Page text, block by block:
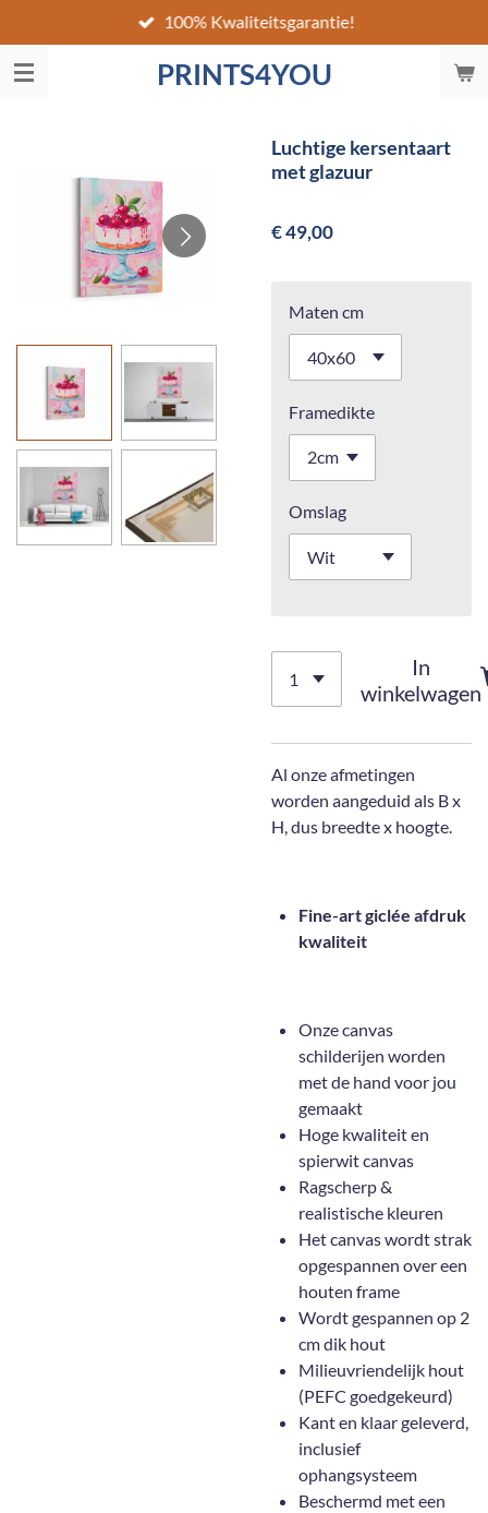
direct
naar
PRINTS4YOU
100% Kwaliteitsgarantie!
Luchtige kersentaart
met glazuur
€ 49,00
Maten cm
Framedikte
Omslag
In
winkelwagen
Al onze afmetingen
worden aangeduid als B x
H, dus breedte x hoogte.
Fine-art giclée afdruk
kwaliteit
Onze canvas
schilderijen worden
met de hand voor jou
gemaakt
Hoge kwaliteit en
spierwit canvas
Ragscherp &
realistische kleuren
Het canvas wordt strak
opgespannen over een
houten frame
Wordt gespannen op 2
cm dik hout
Milieuvriendelijk hout
(PEFC goedgekeurd)
Kant en klaar geleverd,
inclusief
ophangsysteem
Beschermd met een